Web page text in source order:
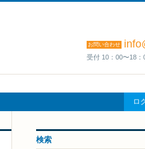
お問い合わせ
受付 10：00〜18：
ロ
検索